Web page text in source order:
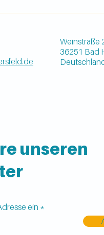
Weinstraße
36251 Bad
unseren
ein